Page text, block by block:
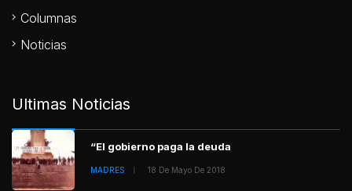
Columnas
Noticias
Ultimas Noticias
“El gobierno paga la deuda
MADRES 18 De Mayo De 2018